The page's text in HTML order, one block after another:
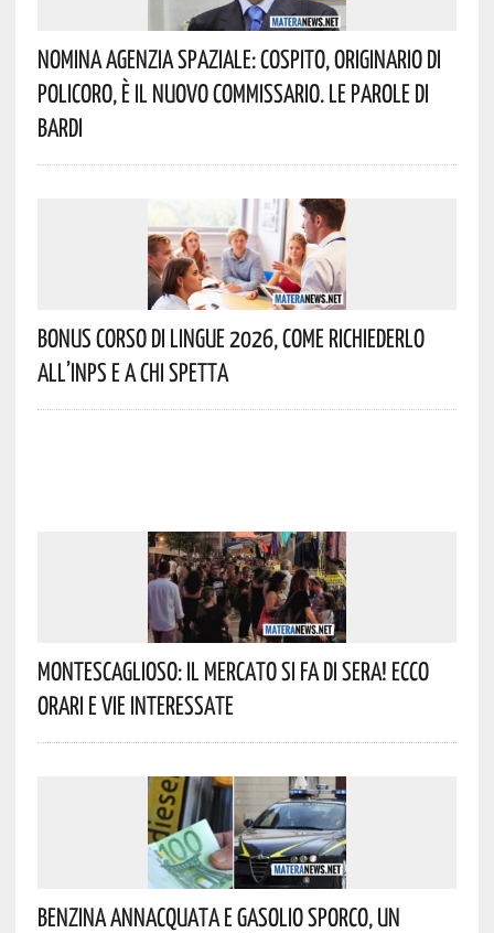
Nomina Agenzia Spaziale: Cospito, Originario Di
Policoro, È Il Nuovo Commissario. Le Parole Di
Bardi
Bonus Corso Di Lingue 2026, Come Richiederlo
All’INPS E A Chi Spetta
Montescaglioso: Il Mercato Si Fa Di Sera! Ecco
Orari E Vie Interessate
Benzina Annacquata E Gasolio Sporco, Un